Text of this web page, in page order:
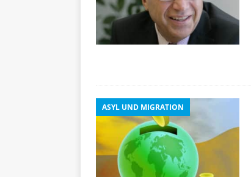
ASYL UND MIGRATION